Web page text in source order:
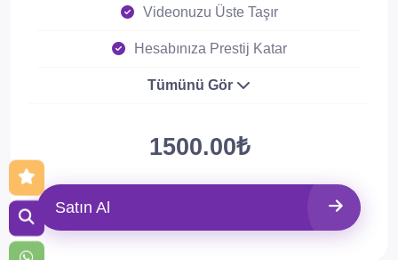
Videonuzu Üste Taşır
Hesabınıza Prestij Katar
Tümünü Gör
1500.00₺
Satın Al